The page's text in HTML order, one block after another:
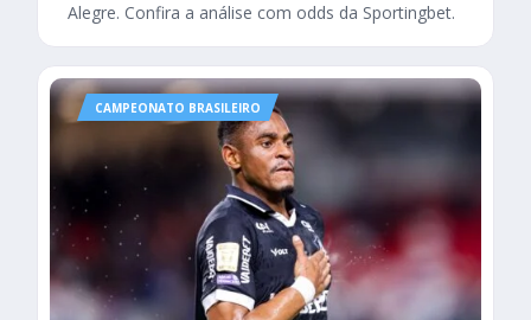
Alegre. Confira a análise com odds da Sportingbet.
CAMPEONATO BRASILEIRO